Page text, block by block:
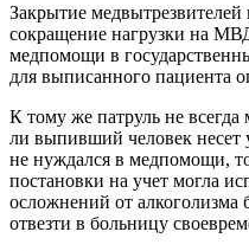
Закрытие медвытрезвителей
сокращение нагрузки на
медпомощи в
для выписанного пациента
К тому же патруль не всегда
ли выпивший человек
не нуждался в медпомощи,
постановки на учет могла
осложнений от алкоголизма
отвезти в больницу